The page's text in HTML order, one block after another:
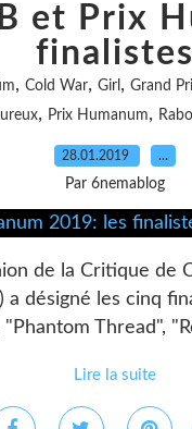
et Prix
finalistes
, Cold War, Girl, Grand
, Prix Humanum,
28.01.2019 …
Par 6nemablog
de la Critique de
a désigné les cinq
Thread",
Lire la suite